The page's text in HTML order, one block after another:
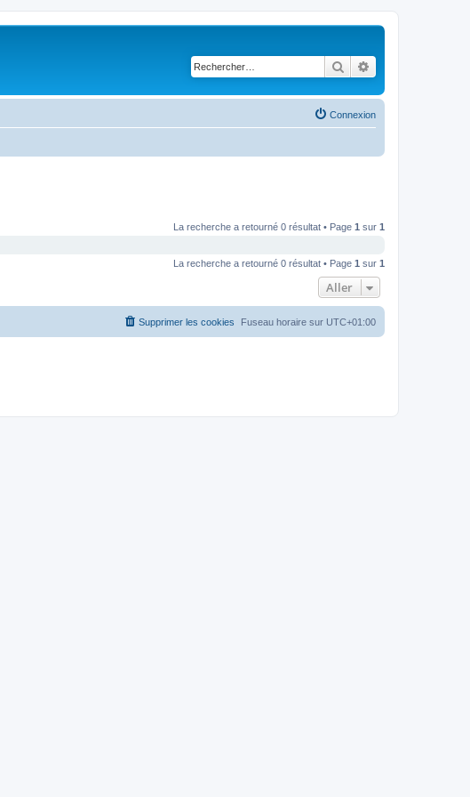
Rechercher
Connexion
La recherche a retourné 0 résultat • Page 1 sur 1
La recherche a retourné 0 résultat • Page 1 sur 1
Aller
Fuseau horaire sur UTC+01:00
Supprimer les cookies